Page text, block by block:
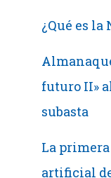
¿Qué es la
futuro II»
subasta
La
artificial